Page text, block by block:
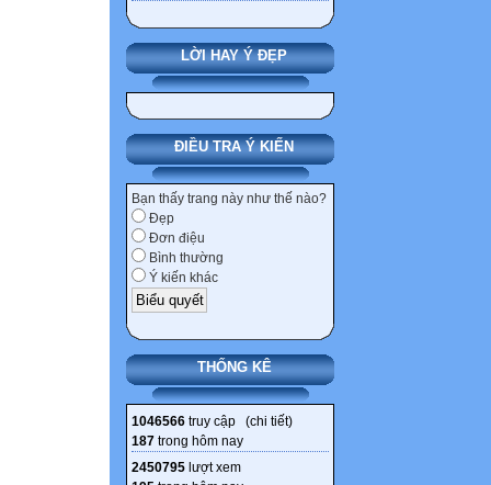
LỜI HAY Ý ĐẸP
ĐIỀU TRA Ý KIẾN
Bạn thấy trang này như thế nào?
Đẹp
Đơn điệu
Bình thường
Ý kiến khác
THỐNG KÊ
1046566 truy cập (chi tiết)
187 trong hôm nay
2450795 lượt xem